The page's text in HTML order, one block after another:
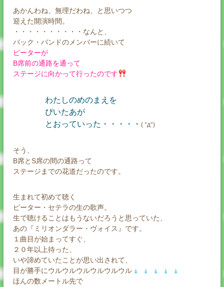
あかんわね、無理だわね、と思いつつ
迎えた開演時間。
・・・・・・・・・・なんと、
バック・バンドのメンバーに続いて
ピーターが
B席前の通路を通って
ステージに向かって行ったのです
わたしのめのまえを
ぴいたあが
とおっていった・・・・・( °д°)
そう、
B席とS席の間の通路って
ステージまでの花道だったのです。
生まれて初めて聴く
ピーター・セテラの生の歌声。
生で聴けることはもうないだろうと思っていた、
あの『ミリオンダラー・ヴォイス』です。
１曲目が始まってすぐ、
２０年以上待った、
いや諦めていたことが思い出されて、
目が勝手にウルウルウルウルウルウル
ほんの数メートル先で